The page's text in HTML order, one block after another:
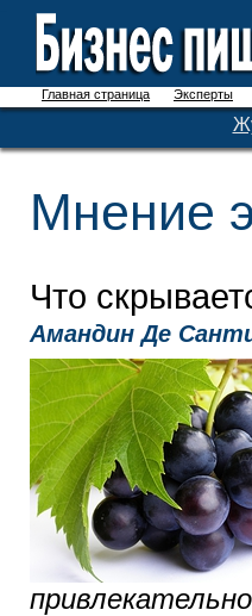
Главная страница Эксперты
Мнение
Что
Амандин Де